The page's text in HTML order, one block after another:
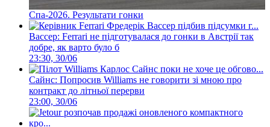
Спа-2026. Результати гонки
Вассер: Ferrari не підготувалася до гонки в Австрії так
добре, як варто було б
23:30, 30/06
Сайнс: Попросив Williams не говорити зі мною про
контракт до літньої перерви
23:00, 30/06